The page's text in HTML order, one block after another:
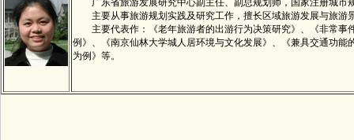
广东省旅游发展研究中心副主任、副总规划师，国家注册城市
主要从事旅游规划实践及研究工作，擅长区域旅游发展与旅游
主要代表作：《老年旅游者的出游行为决策研究》、《非常事
例》、《南京仙林大学城人居环境与文化发展》、《兼具交通功
为例》等。